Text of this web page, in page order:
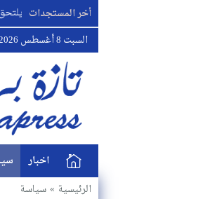
أخر المستجدات
البطل مصطفى لخصم يلتحق بحزب
السبت 8 أغسطس 2026 - 11:24 صباحًا
اخبار
الرئيسية » سياسة